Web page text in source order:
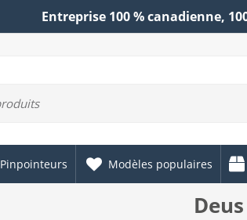
Entreprise 100 % canadienne,
Pinpointeurs Modèles populaires
Deus